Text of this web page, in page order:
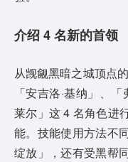
介绍 4 名新的首领
从觊觎黑暗之城顶点
「安吉洛·基纳」、
莱尔」这 4 名角色进
能。技能使用方法不
绽放」，还有受黑帮